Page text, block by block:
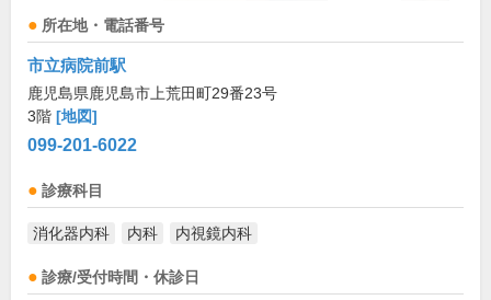
所在地・電話番号
市立病院前駅
鹿児島県鹿児島市上荒田町29番23号
3階 [地図]
099-201-6022
診療科目
消化器内科 内科 内視鏡内科
診療/受付時間・休診日